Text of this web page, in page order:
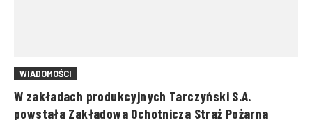
WIADOMOŚCI
W zakładach produkcyjnych Tarczyński S.A.
powstała Zakładowa Ochotnicza Straż Pożarna